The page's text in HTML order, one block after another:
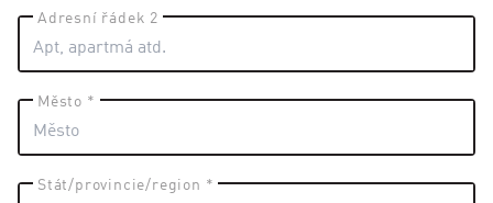
Adresní řádek 2
Město *
Stát/provincie/region *